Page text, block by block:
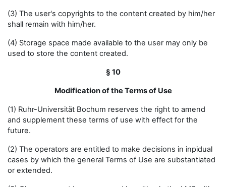
(3) The user's copyrights to the content created by him/her
shall remain with him/her.
(4) Storage space made available to the user may only be
used to store the content created.
§ 10
Modification of the Terms of Use
(1) Ruhr-Universität Bochum reserves the right to amend
and supplement these terms of use with effect for the
future.
(2) The operators are entitled to make decisions in inpidual
cases by which the general Terms of Use are substantiated
or extended.